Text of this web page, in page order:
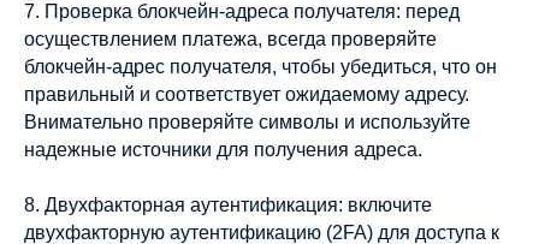
7. Проверка блокчейн-адреса получателя: перед
осуществлением платежа, всегда проверяйте
блокчейн-адрес получателя, чтобы убедиться, что он
правильный и соответствует ожидаемому адресу.
Внимательно проверяйте символы и используйте
надежные источники для получения адреса.
8. Двухфакторная аутентификация: включите
двухфакторную аутентификацию (2FA) для доступа к